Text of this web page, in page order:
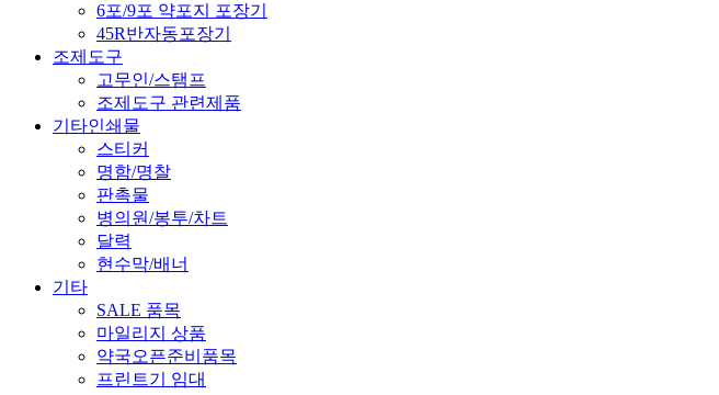
6포/9포 약포지 포장기
45R반자동포장기
조제도구
고무인/스탬프
조제도구 관련제품
기타인쇄물
스티커
명함/명찰
판촉물
병의원/봉투/차트
달력
현수막/배너
기타
SALE 품목
마일리지 상품
약국오픈준비품목
프린트기 임대